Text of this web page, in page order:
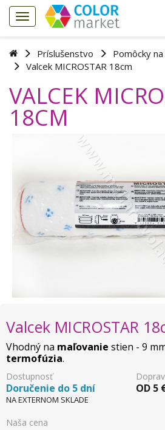
Príslušenstvo
Pomôcky
Valcek MICROSTAR 18cm
VALCEK
18CM
Valcek MICROSTAR
Vhodný na maľovanie stien - 9
termofúzia.
Dostupnosť
Doručenie do 5 dní
NA EXTERNOM SKLADE
OD 5
Naša cena